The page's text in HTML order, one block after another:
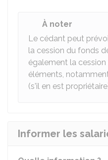
À noter
Le cédant peut
la cession du fonds
également la cession
éléments,
(s'il en est
Informer les